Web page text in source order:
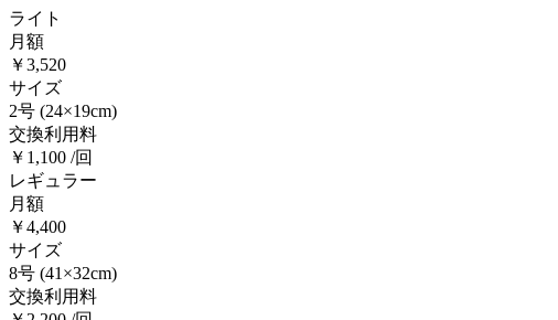
ライト
月額
￥3,520
サイズ
2号 (24×19cm)
交換利用料
￥1,100 /回
レギュラー
月額
￥4,400
サイズ
8号 (41×32cm)
交換利用料